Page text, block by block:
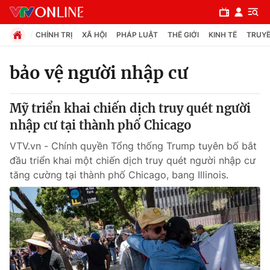
Chuyên mục
Chính trị
Xã hội
Pháp luật
Y tế
Thế giới
CHÍNH TRỊ XÃ HỘI PHÁP LUẬT THẾ GIỚI KINH TẾ
bảo vệ người nhập cư
Mỹ triển khai chiến dịch truy quét người
nhập cư tại thành phố Chicago
VTV.vn - Chính quyền Tổng thống Trump tuyên bố bắt
đầu triển khai một chiến dịch truy quét người nhập cư
tăng cường tại thành phố Chicago, bang Illinois.